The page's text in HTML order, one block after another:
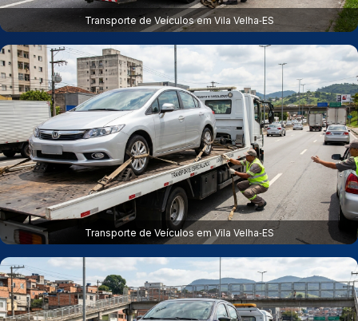
Transporte de Veículos em Vila Velha‑ES
Transporte de Veículos em Vila Velha‑ES